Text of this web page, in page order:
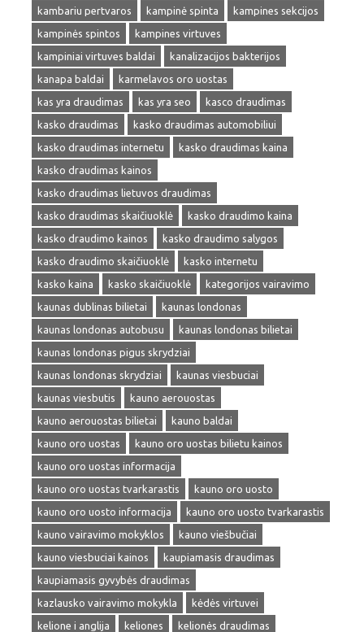
kambariu pertvaros
kampinė spinta
kampines sekcijos
kampinės spintos
kampines virtuves
kampiniai virtuves baldai
kanalizacijos bakterijos
kanapa baldai
karmelavos oro uostas
kas yra draudimas
kas yra seo
kasco draudimas
kasko draudimas
kasko draudimas automobiliui
kasko draudimas internetu
kasko draudimas kaina
kasko draudimas kainos
kasko draudimas lietuvos draudimas
kasko draudimas skaičiuoklė
kasko draudimo kaina
kasko draudimo kainos
kasko draudimo salygos
kasko draudimo skaičiuoklė
kasko internetu
kasko kaina
kasko skaičiuoklė
kategorijos vairavimo
kaunas dublinas bilietai
kaunas londonas
kaunas londonas autobusu
kaunas londonas bilietai
kaunas londonas pigus skrydziai
kaunas londonas skrydziai
kaunas viesbuciai
kaunas viesbutis
kauno aerouostas
kauno aerouostas bilietai
kauno baldai
kauno oro uostas
kauno oro uostas bilietu kainos
kauno oro uostas informacija
kauno oro uostas tvarkarastis
kauno oro uosto
kauno oro uosto informacija
kauno oro uosto tvarkarastis
kauno vairavimo mokyklos
kauno viešbučiai
kauno viesbuciai kainos
kaupiamasis draudimas
kaupiamasis gyvybės draudimas
kazlausko vairavimo mokykla
kėdės virtuvei
kelione i anglija
keliones
kelionės draudimas